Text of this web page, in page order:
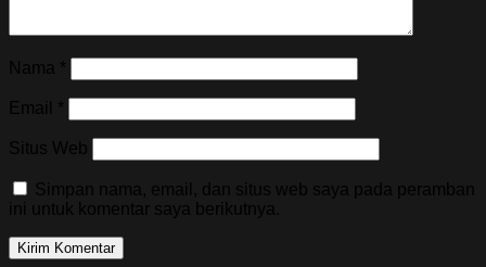
Nama
Email
Situs Web
Simpan nama, email, dan situs web saya pada peramban
ini untuk komentar saya berikutnya.